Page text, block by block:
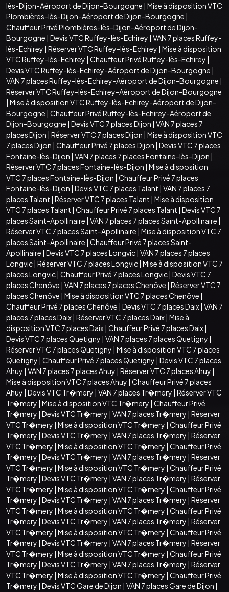
lès-Dijon-Aéroport de Dijon-Bourgogne | Mise à disposition VTC
Plombières-lès-Dijon-Aéroport de Dijon-Bourgogne |
Chauffeur Privé Plombières-lès-Dijon-Aéroport de Dijon-
Bourgogne | Devis VTC Ruffey-lès-Echirey | VAN 7 places Ruffey-
lès-Echirey | Réserver VTC Ruffey-lès-Echirey | Mise à disposition
VTC Ruffey-lès-Echirey | Chauffeur Privé Ruffey-lès-Echirey |
Devis VTC Ruffey-lès-Echirey-Aéroport de Dijon-Bourgogne |
VAN 7 places Ruffey-lès-Echirey-Aéroport de Dijon-Bourgogne |
Réserver VTC Ruffey-lès-Echirey-Aéroport de Dijon-Bourgogne
| Mise à disposition VTC Ruffey-lès-Echirey-Aéroport de Dijon-
Bourgogne | Chauffeur Privé Ruffey-lès-Echirey-Aéroport de
Dijon-Bourgogne | Devis VTC 7 places Dijon | VAN 7 places 7
places Dijon | Réserver VTC 7 places Dijon | Mise à disposition VTC
7 places Dijon | Chauffeur Privé 7 places Dijon | Devis VTC 7 places
Fontaine-lès-Dijon | VAN 7 places 7 places Fontaine-lès-Dijon |
Réserver VTC 7 places Fontaine-lès-Dijon | Mise à disposition
VTC 7 places Fontaine-lès-Dijon | Chauffeur Privé 7 places
Fontaine-lès-Dijon | Devis VTC 7 places Talant | VAN 7 places 7
places Talant | Réserver VTC 7 places Talant | Mise à disposition
VTC 7 places Talant | Chauffeur Privé 7 places Talant | Devis VTC 7
places Saint-Apollinaire | VAN 7 places 7 places Saint-Apollinaire |
Réserver VTC 7 places Saint-Apollinaire | Mise à disposition VTC 7
places Saint-Apollinaire | Chauffeur Privé 7 places Saint-
Apollinaire | Devis VTC 7 places Longvic| VAN 7 places 7 places
Longvic| Réserver VTC 7 places Longvic| Mise à disposition VTC 7
places Longvic| Chauffeur Privé 7 places Longvic| Devis VTC 7
places Chenôve | VAN 7 places 7 places Chenôve | Réserver VTC 7
places Chenôve | Mise à disposition VTC 7 places Chenôve |
Chauffeur Privé 7 places Chenôve | Devis VTC 7 places Daix| VAN 7
places 7 places Daix| Réserver VTC 7 places Daix| Mise à
disposition VTC 7 places Daix| Chauffeur Privé 7 places Daix|
Devis VTC 7 places Quetigny | VAN 7 places 7 places Quetigny |
Réserver VTC 7 places Quetigny | Mise à disposition VTC 7 places
Quetigny | Chauffeur Privé 7 places Quetigny | Devis VTC 7 places
Ahuy | VAN 7 places 7 places Ahuy | Réserver VTC 7 places Ahuy |
Mise à disposition VTC 7 places Ahuy | Chauffeur Privé 7 places
Ahuy | Devis VTC Tr�mery | VAN 7 places Tr�mery | Réserver VTC
Tr�mery | Mise à disposition VTC Tr�mery | Chauffeur Privé
Tr�mery | Devis VTC Tr�mery | VAN 7 places Tr�mery | Réserver
VTC Tr�mery | Mise à disposition VTC Tr�mery | Chauffeur Privé
Tr�mery | Devis VTC Tr�mery | VAN 7 places Tr�mery | Réserver
VTC Tr�mery | Mise à disposition VTC Tr�mery | Chauffeur Privé
Tr�mery | Devis VTC Tr�mery | VAN 7 places Tr�mery | Réserver
VTC Tr�mery | Mise à disposition VTC Tr�mery | Chauffeur Privé
Tr�mery | Devis VTC Tr�mery | VAN 7 places Tr�mery | Réserver
VTC Tr�mery | Mise à disposition VTC Tr�mery | Chauffeur Privé
Tr�mery | Devis VTC Tr�mery | VAN 7 places Tr�mery | Réserver
VTC Tr�mery | Mise à disposition VTC Tr�mery | Chauffeur Privé
Tr�mery | Devis VTC Tr�mery | VAN 7 places Tr�mery | Réserver
VTC Tr�mery | Mise à disposition VTC Tr�mery | Chauffeur Privé
Tr�mery | Devis VTC Tr�mery | VAN 7 places Tr�mery | Réserver
VTC Tr�mery | Mise à disposition VTC Tr�mery | Chauffeur Privé
Tr�mery | Devis VTC Tr�mery | VAN 7 places Tr�mery | Réserver
VTC Tr�mery | Mise à disposition VTC Tr�mery | Chauffeur Privé
Tr�mery | Devis VTC Gare de Dijon | VAN 7 places Gare de Dijon |